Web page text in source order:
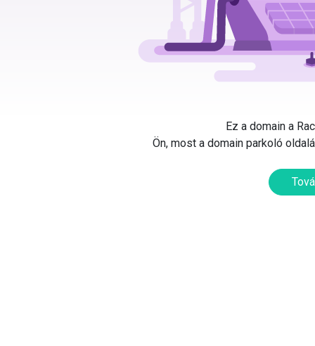
Ez a domain a
Ön, most a domain parkoló